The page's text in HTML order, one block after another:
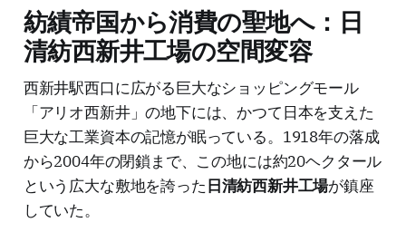
紡績帝国から消費の聖地へ：日
清紡西新井工場の空間変容
西新井駅西口に広がる巨大なショッピングモール
「アリオ西新井」の地下には、かつて日本を支えた
巨大な工業資本の記憶が眠っている。1918年の落成
から2004年の閉鎖まで、この地には約20ヘクタール
という広大な敷地を誇った日清紡西新井工場が鎮座
していた。